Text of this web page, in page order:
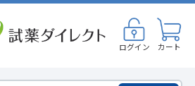
ログイン カート